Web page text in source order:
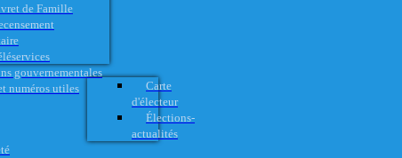
de Famille
gouvernementales
numéros utiles
Carte
d'électeur
Élections-
actualités